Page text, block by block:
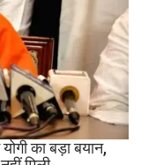
में
पूरी
सहप्रभारी
टीम
बदली,
नई
जिम्मेदारियां
घोषित
का बड़ा बयान,